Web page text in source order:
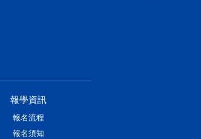
報學資訊
報名流程
報名須知